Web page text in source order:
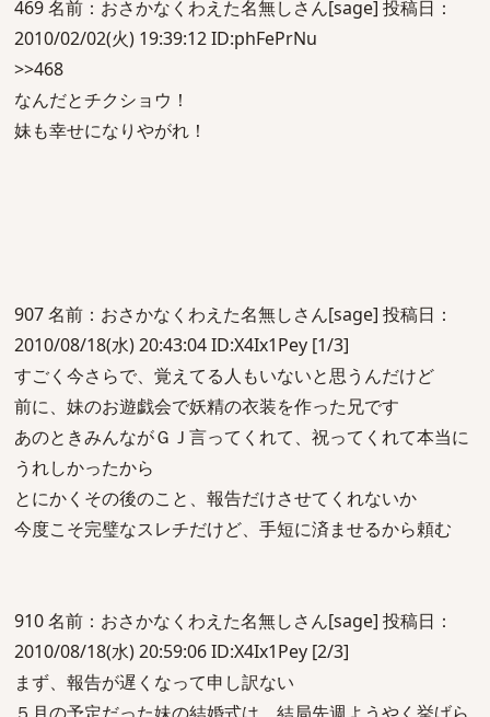
469 名前：おさかなくわえた名無しさん[sage] 投稿日：
2010/02/02(火) 19:39:12 ID:phFePrNu
>>468
なんだとチクショウ！
妹も幸せになりやがれ！
907 名前：おさかなくわえた名無しさん[sage] 投稿日：
2010/08/18(水) 20:43:04 ID:X4Ix1Pey [1/3]
すごく今さらで、覚えてる人もいないと思うんだけど
前に、妹のお遊戯会で妖精の衣装を作った兄です
あのときみんながＧＪ言ってくれて、祝ってくれて本当に
うれしかったから
とにかくその後のこと、報告だけさせてくれないか
今度こそ完璧なスレチだけど、手短に済ませるから頼む
910 名前：おさかなくわえた名無しさん[sage] 投稿日：
2010/08/18(水) 20:59:06 ID:X4Ix1Pey [2/3]
まず、報告が遅くなって申し訳ない